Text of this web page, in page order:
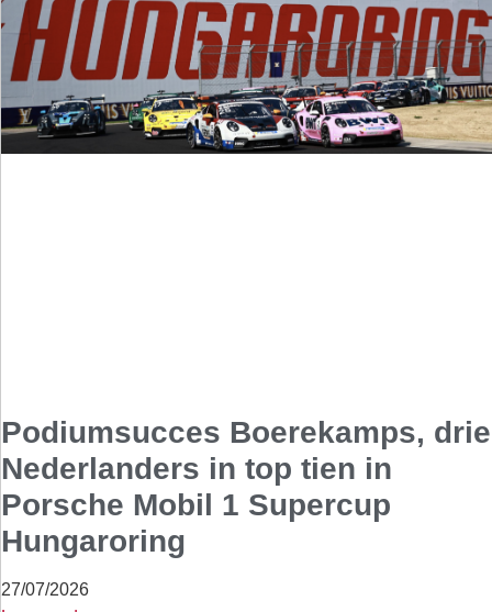
Podiumsucces Boerekamps, drie
Nederlanders in top tien in
Porsche Mobil 1 Supercup
Hungaroring
27/07/2026